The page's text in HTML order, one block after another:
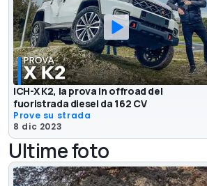
ICH-X K2, la prova in offroad del
fuoristrada diesel da 162 CV
Prove su strada
8 dic 2023
Ultime foto